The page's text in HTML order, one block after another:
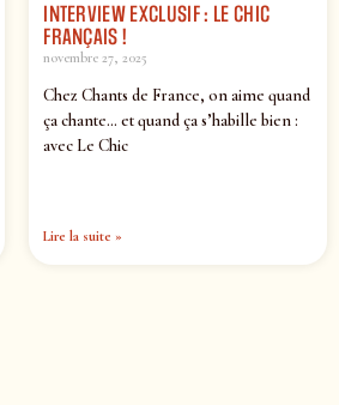
INTERVIEW EXCLUSIF : LE CHIC
FRANÇAIS !
novembre 27, 2025
Chez Chants de France, on aime quand
ça chante… et quand ça s’habille bien :
avec Le Chic
Lire la suite »